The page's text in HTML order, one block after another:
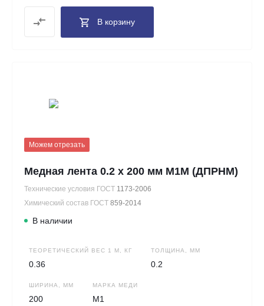
В корзину
Можем отрезать
Медная лента 0.2 х 200 мм М1М (ДПРНМ)
Технические условия ГОСТ 1173-2006
Химический состав ГОСТ 859-2014
В наличии
ТЕОРЕТИЧЕСКИЙ ВЕС 1 М, КГ
0.36
ТОЛЩИНА, ММ
0.2
ШИРИНА, ММ
200
МАРКА МЕДИ
М1